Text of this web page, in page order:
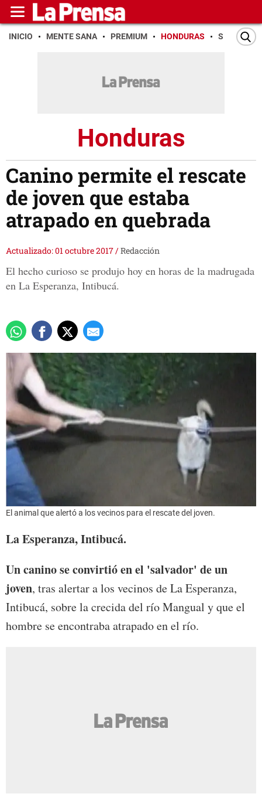
INICIO MENTE SANA PREMIUM HONDURAS SAN PEDRO
Honduras
Canino permite el rescate
de joven que estaba
atrapado en quebrada
Actualizado: 01 octubre 2017/Redacción
El hecho curioso se produjo hoy en horas de la madrugada
en La Esperanza, Intibucá.
El animal que alertó a los vecinos para el rescate del joven.
La Esperanza, Intibucá.
Un canino se convirtió en el 'salvador' de un
joven, tras alertar a los vecinos de La Esperanza,
Intibucá, sobre la crecida del río Mangual y que el
hombre se encontraba atrapado en el río.